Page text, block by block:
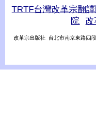
TRTF台灣改革宗翻
院
改
改革宗出版社 台北市南京東路四